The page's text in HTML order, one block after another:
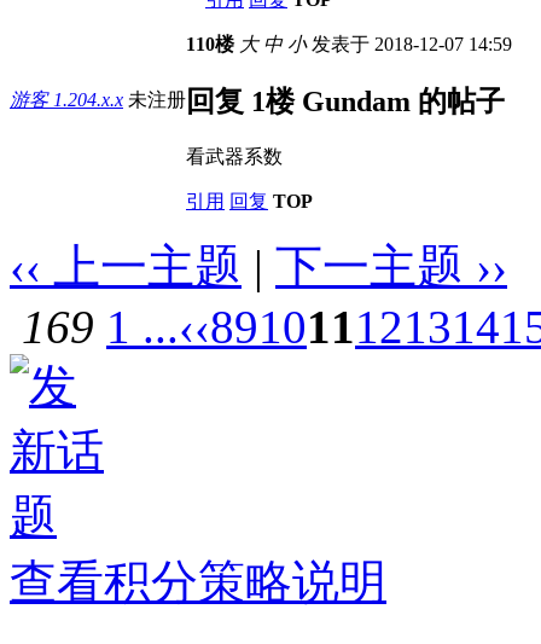
游客 1.204.x.x 未注册
110楼 大 中 小发表于 2018-12-07 14:59
回复 1楼 Gundam 的帖子
看武器系数
引用 回复 TOP
‹‹ 上一主题 | 下一主题 ››
169 1 ...‹‹891011121314
查看积分策略说明